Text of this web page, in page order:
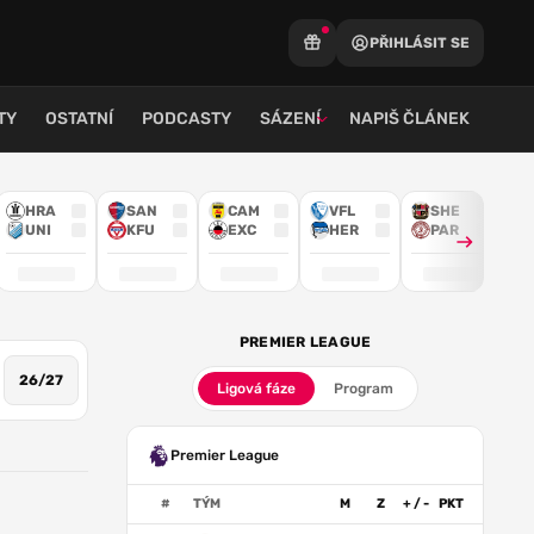
PŘIHLÁSIT SE
OSTATNÍ PODCASTY SÁZENÍ NAPIŠ ČLÁNEK
HRA
UNI
SAN
KFU
CAM
EXC
VFL
HER
SHE
PAR
26/27
PREMIER LEAGUE
Ligová fáze Program
Premier League
# TÝM M Z + / - PKT